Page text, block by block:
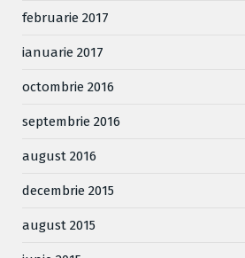
februarie 2017
ianuarie 2017
octombrie 2016
septembrie 2016
august 2016
decembrie 2015
august 2015